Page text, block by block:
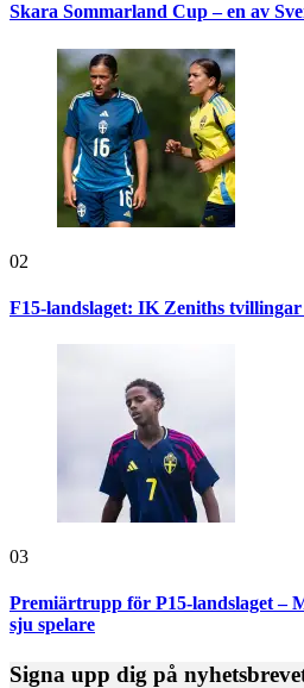
Skara Sommarland Cup – en av
02
F15-landslaget: IK Zeniths
03
Premiärtrupp för P15-landslaget –
sju spelare
Signa upp dig på